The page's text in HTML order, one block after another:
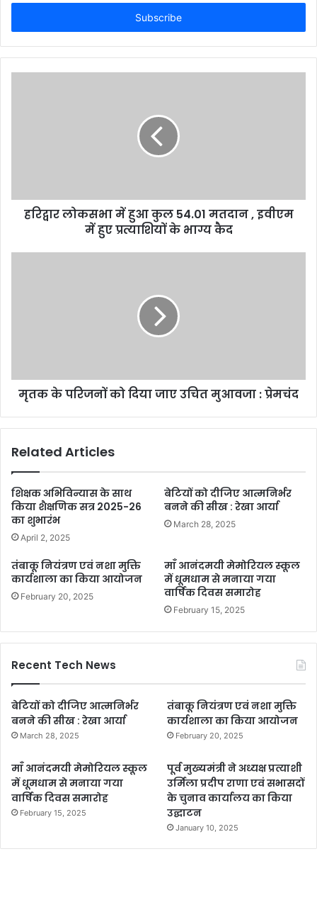
Email
हरिद्वार लोकसभा में हुआ कुल 54.01 मतदान , इवीएम
में हुए प्रत्याशियों के भाग्य कैद
मृतक के परिजनों को दिया जाए उचित मुआवजा : प्रेमचंद
Related Articles
शिक्षक अभिविन्यास के साथ
किया शैक्षणिक सत्र 2025-26
का शुभारंभ
April 2, 2025
बेटियों को दीजिए आत्मनिर्भर
बनने की सीख : रेखा आर्या
March 28, 2025
तंबाकू नियंत्रण एवं नशा मुक्ति
कार्यशाला का किया आयोजन
February 20, 2025
माँ आनंदमयी मेमोरियल स्कूल
में धूमधाम से मनाया गया
वार्षिक दिवस समारोह
February 15, 2025
Recent Tech News
बेटियों को दीजिए आत्मनिर्भर
बनने की सीख : रेखा आर्या
March 28, 2025
तंबाकू नियंत्रण एवं नशा मुक्ति
कार्यशाला का किया आयोजन
February 20, 2025
माँ आनंदमयी मेमोरियल स्कूल
में धूमधाम से मनाया गया
वार्षिक दिवस समारोह
February 15, 2025
पूर्व मुख्यमंत्री ने अध्यक्ष प्रत्याशी
उर्मिला प्रदीप राणा एवं सभासदों
के चुनाव कार्यालय का किया
उद्घाटन
January 10, 2025